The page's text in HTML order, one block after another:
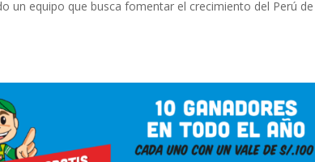
un equipo que busca fomentar el crecimiento del Perú